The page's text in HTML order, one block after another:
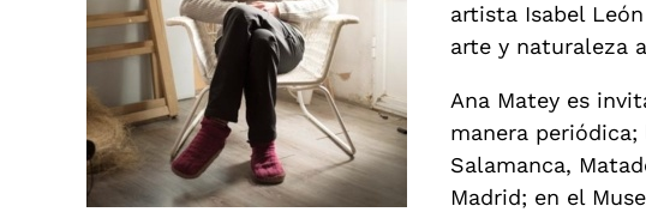
artista Isabel
arte y naturaleza
Ana Matey es
manera
Salamanca,
Madrid; en el